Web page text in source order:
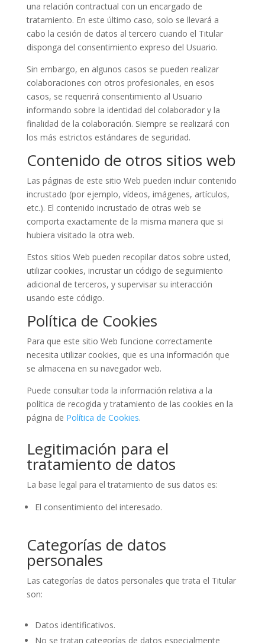
una relación contractual con un encargado de
tratamiento. En este último caso, solo se llevará a
cabo la cesión de datos al tercero cuando el Titular
disponga del consentimiento expreso del Usuario.
Sin embargo, en algunos casos se pueden realizar
colaboraciones con otros profesionales, en esos
casos, se requerirá consentimiento al Usuario
informando sobre la identidad del colaborador y la
finalidad de la colaboración. Siempre se realizará con
los más estrictos estándares de seguridad.
Contenido de otros sitios web
Las páginas de este sitio Web pueden incluir contenido
incrustado (por ejemplo, vídeos, imágenes, artículos,
etc.). El contenido incrustado de otras web se
comporta exactamente de la misma manera que si
hubiera visitado la otra web.
Estos sitios Web pueden recopilar datos sobre usted,
utilizar cookies, incrustar un código de seguimiento
adicional de terceros, y supervisar su interacción
usando este código.
Política de Cookies
Para que este sitio Web funcione correctamente
necesita utilizar cookies, que es una información que
se almacena en su navegador web.
Puede consultar toda la información relativa a la
política de recogida y tratamiento de las cookies en la
página de Política de Cookies.
Legitimación para el
tratamiento de datos
La base legal para el tratamiento de sus datos es:
El consentimiento del interesado.
Categorías de datos
personales
Las categorías de datos personales que trata el Titular
son:
Datos identificativos.
No se tratan categorías de datos especialmente